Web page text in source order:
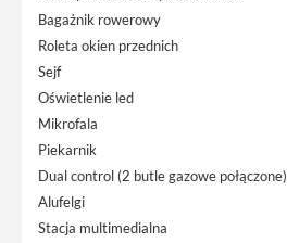
Bagażnik rowerowy
Roleta okien przednich
Sejf
Oświetlenie led
Mikrofala
Piekarnik
Dual control (2 butle gazowe połączone)
Alufelgi
Stacja multimedialna